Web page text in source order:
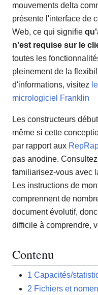
mouvements delta
présente l'interface de
Web, ce qui signifie
n'est requise sur le
toutes les
pleinement de la
d'informations, visitez
micrologiciel Franklin
Les constructeurs
même si cette
par rapport aux
pas anodine.
familiarisez-vous avec
Les instructions de
comprennent de
document évolutif,
difficile à comprendre,
Contenu
1 Capacités/
2 Fichiers et